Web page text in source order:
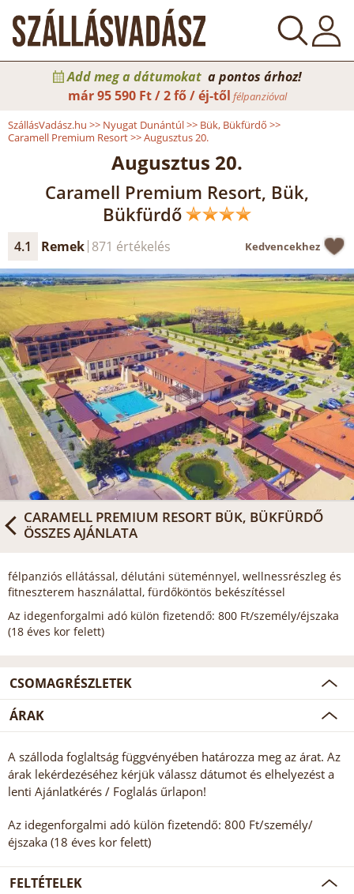
Add meg a dátumokat a pontos árhoz!
már95 590 Ft / 2 fő / éj-től félpanzióval
SzállásVadász.hu >> Nyugat Dunántúl>> Bük, Bükfürdő >>
Caramell Premium Resort>>Augusztus 20.
Augusztus 20.
Caramell Premium Resort, Bük,
Bükfürdő
4.1 Remek 871 értékelés Kedvencekhez
CARAMELL PREMIUM RESORT BÜK, BÜKFÜRDŐ
ÖSSZES AJÁNLATA
félpanziós ellátással, délutáni süteménnyel, wellnessrészleg és
fitneszterem használattal, fürdőköntös bekészítéssel
Az idegenforgalmi adó külön fizetendő: 800 Ft/személy/éjszaka
(18 éves kor felett)
CSOMAGRÉSZLETEK
ÁRAK
A szálloda foglaltság függvényében határozza meg az árat. Az
árak lekérdezéséhez kérjük válassz dátumot és elhelyezést a
lenti Ajánlatkérés / Foglalás űrlapon!
Az idegenforgalmi adó külön fizetendő: 800 Ft/személy/
éjszaka (18 éves kor felett)
FELTÉTELEK